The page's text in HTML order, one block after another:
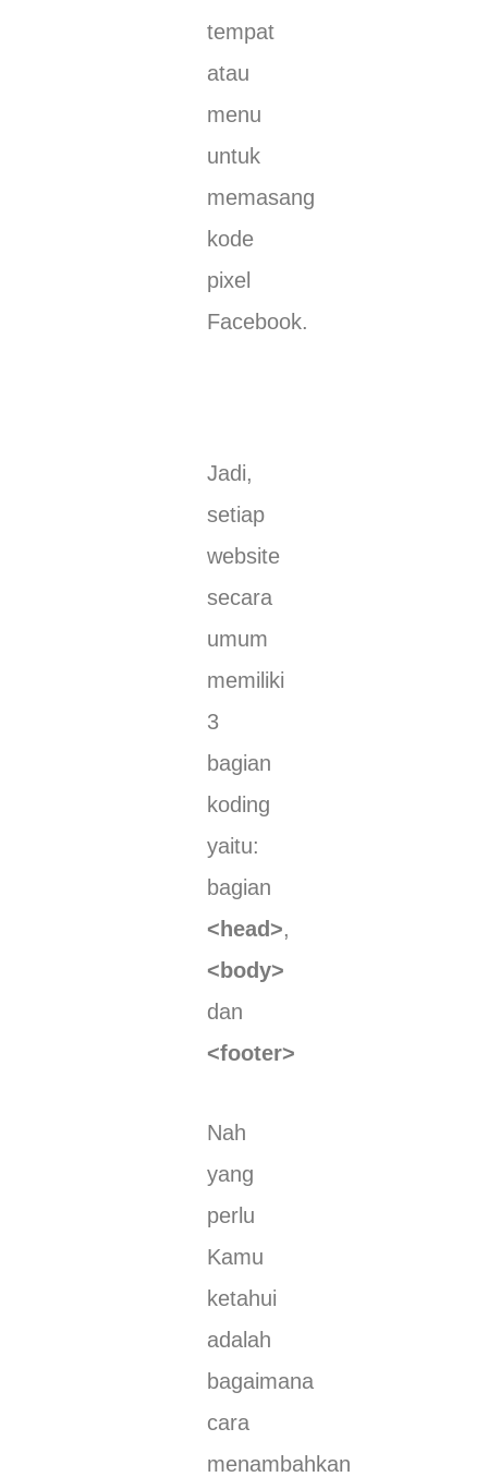
tempat
atau
menu
untuk
memasang
kode
pixel
Facebook.
Jadi,
setiap
website
secara
umum
memiliki
3
bagian
koding
yaitu:
bagian
<head>,
<body>
dan
<footer>
Nah
yang
perlu
Kamu
ketahui
adalah
bagaimana
cara
menambahkan